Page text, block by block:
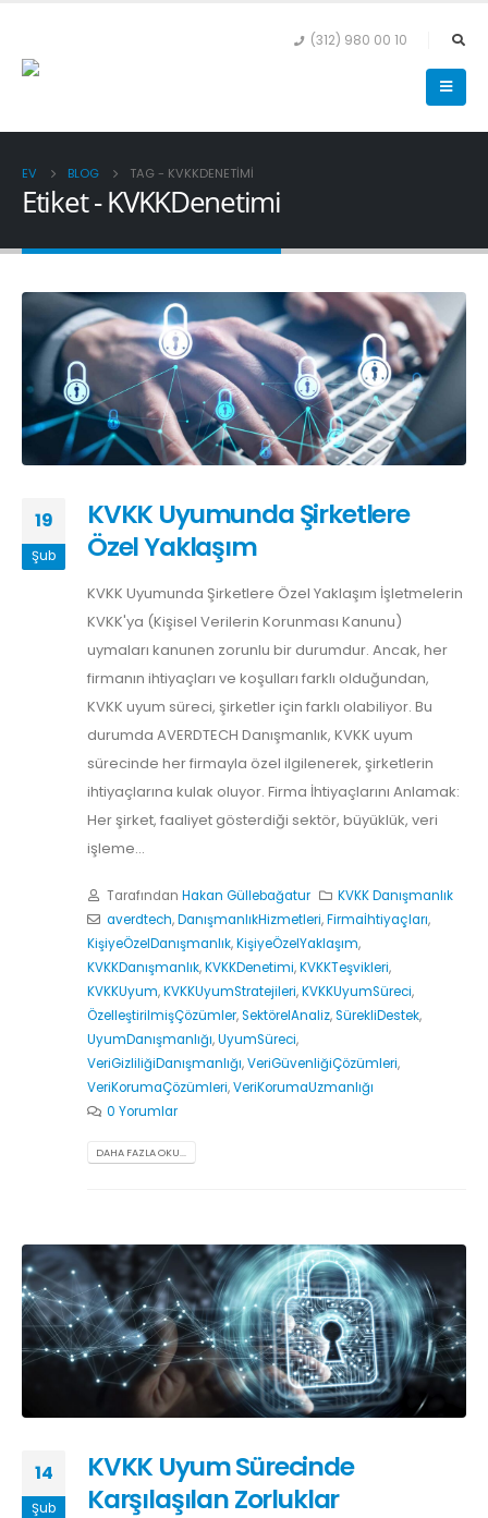
(312) 980 00 10
EV BLOG TAG - KVKKDENETIMI
Etiket - KVKKDenetimi
19
Şub
KVKK Uyumunda Şirketlere
Özel Yaklaşım
KVKK Uyumunda Şirketlere Özel Yaklaşım İşletmelerin
KVKK'ya (Kişisel Verilerin Korunması Kanunu)
uymaları kanunen zorunlu bir durumdur. Ancak, her
firmanın ihtiyaçları ve koşulları farklı olduğundan,
KVKK uyum süreci, şirketler için farklı olabiliyor. Bu
durumda AVERDTECH Danışmanlık, KVKK uyum
sürecinde her firmayla özel ilgilenerek, şirketlerin
ihtiyaçlarına kulak oluyor. Firma İhtiyaçlarını Anlamak:
Her şirket, faaliyet gösterdiği sektör, büyüklük, veri
işleme...
Tarafından Hakan Güllebağatur
KVKK Danışmanlık
averdtech,DanışmanlıkHizmetleri,Firmaİhtiyaçları,
KişiyeÖzelDanışmanlık,KişiyeÖzelYaklaşım,
KVKKDanışmanlık,KVKKDenetimi,KVKKTeşvikleri,
KVKKUyum,KVKKUyumStratejileri,KVKKUyumSüreci,
ÖzelleştirilmişÇözümler,SektörelAnaliz,SürekliDestek,
UyumDanışmanlığı,UyumSüreci,
VeriGizliliğiDanışmanlığı,VeriGüvenliğiÇözümleri,
VeriKorumaÇözümleri,VeriKorumaUzmanlığı
0 Yorumlar
DAHA FAZLA OKU...
14
Şub
KVKK Uyum Sürecinde
Karşılaşılan Zorluklar